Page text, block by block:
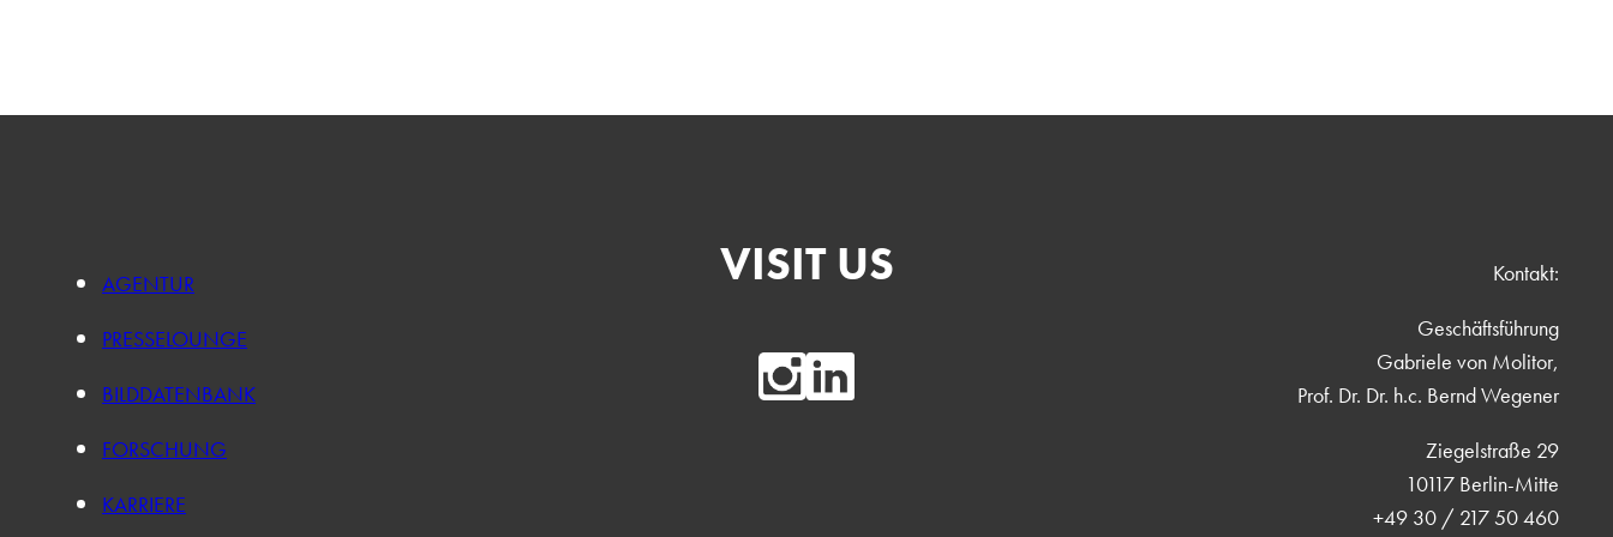
AGENTUR
PRESSELOUNGE
BILDDATENBANK
FORSCHUNG
KARRIERE
VISIT US
Kontakt:
Geschäftsführung
Gabriele von Molitor,
Prof. Dr. Dr. h.c. Bernd Wegener
Ziegelstraße 29
10117 Berlin-Mitte
+49 30 / 217 50 460